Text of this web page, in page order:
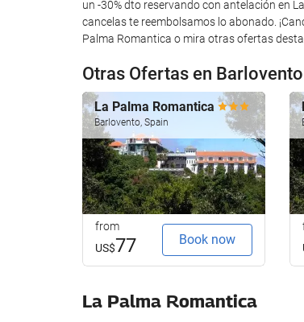
Swimming pool
Swimming pool
Car park
Housekeeping service
Laundry
un -30% dto reservando con antelación en
cancelas te reembolsamos lo abonado.
Palma Romantica o mira otras ofertas
Otras Ofertas en Barlovento
La Palma Romantica
Barlovento, Spain
from
US$77 Book now
La Palma Romantica